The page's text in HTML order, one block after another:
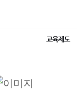
교육제도